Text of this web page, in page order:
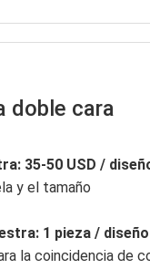
doble cara
35-50 USD /
y el tamaño
1 pieza / diseño
la coincidencia de